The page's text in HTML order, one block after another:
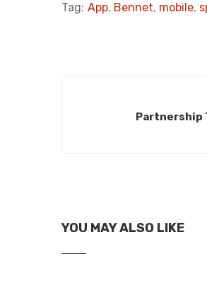
Tag: App, Bennet, mobile,
Partnership
YOU MAY ALSO LIKE